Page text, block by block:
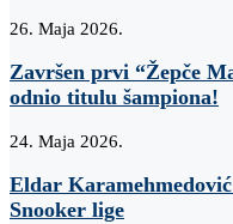
26. Maja 2026.
Završen prvi “Žepče
odnio titulu šampiona!
24. Maja 2026.
Eldar
Snooker lige